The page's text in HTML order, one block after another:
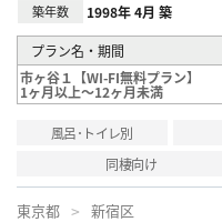
築年数 1998年 4月 築
プラン名・期間
市ヶ谷１【WI-FI無料プラン】
1ヶ月以上～12ヶ月未満
風呂･トイレ別
同棲向け
東京都 新宿区